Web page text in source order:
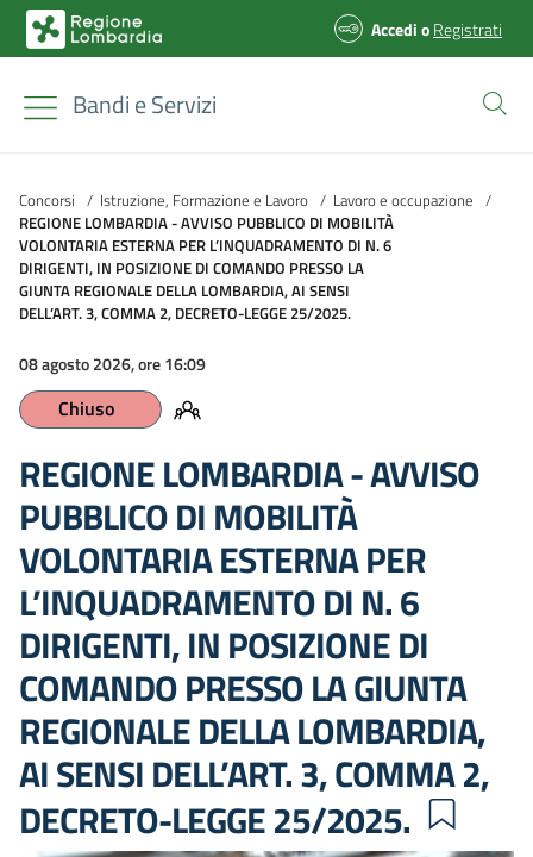
AccedioRegistrati
Bandi e Servizi
Concorsi / Istruzione, Formazione e Lavoro / Lavoro e occupazione /
REGIONE LOMBARDIA - AVVISO PUBBLICO DI MOBILITÀ
VOLONTARIA ESTERNA PER L’INQUADRAMENTO DI N. 6
DIRIGENTI, IN POSIZIONE DI COMANDO PRESSO LA
GIUNTA REGIONALE DELLA LOMBARDIA, AI SENSI
DELL’ART. 3, COMMA 2, DECRETO-LEGGE 25/2025.
08 agosto 2026, ore 16:09
Chiuso
REGIONE LOMBARDIA - AVVISO
PUBBLICO DI MOBILITÀ
VOLONTARIA ESTERNA PER
L’INQUADRAMENTO DI N. 6
DIRIGENTI, IN POSIZIONE DI
COMANDO PRESSO LA GIUNTA
REGIONALE DELLA LOMBARDIA,
AI SENSI DELL’ART. 3, COMMA 2,
DECRETO-LEGGE 25/2025.